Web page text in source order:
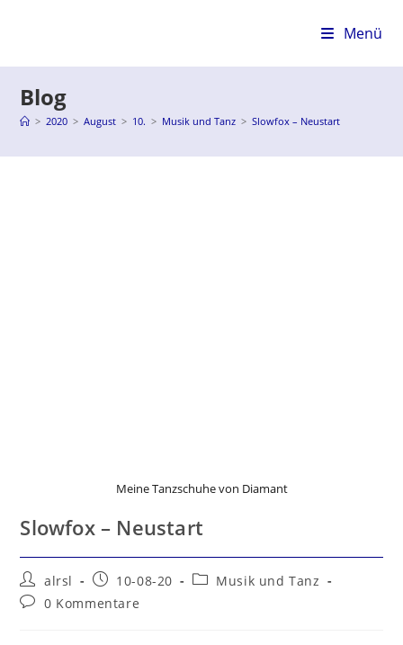
Menü
Blog
> 2020 > August > 10. > Musik und Tanz > Slowfox – Neustart
Meine Tanzschuhe von Diamant
Slowfox – Neustart
Beitrags-
Autor:
alrsl
Beitrag
veröffentlicht:
10-08-20
Beitrags-
Musik und Tanz
Beitrags-
0 Kommentare